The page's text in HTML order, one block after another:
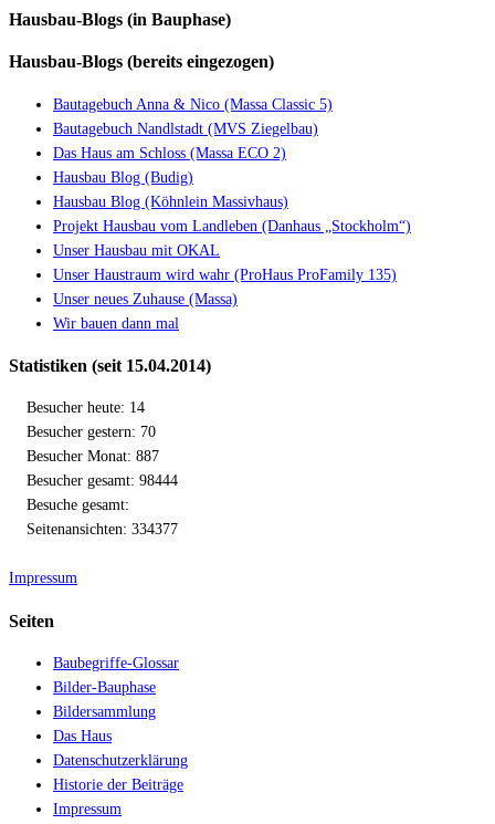
Hausbau-Blogs (in Bauphase)
Hausbau-Blogs (bereits eingezogen)
Bautagebuch Anna & Nico (Massa Classic 5)
Bautagebuch Nandlstadt (MVS Ziegelbau)
Das Haus am Schloss (Massa ECO 2)
Hausbau Blog (Budig)
Hausbau Blog (Köhnlein Massivhaus)
Projekt Hausbau vom Landleben (Danhaus „Stockholm“)
Unser Hausbau mit OKAL
Unser Haustraum wird wahr (ProHaus ProFamily 135)
Unser neues Zuhause (Massa)
Wir bauen dann mal
Statistiken (seit 15.04.2014)
Besucher heute: 14
Besucher gestern: 70
Besucher Monat: 887
Besucher gesamt: 98444
Besuche gesamt:
Seitenansichten: 334377
Impressum
Seiten
Baubegriffe-Glossar
Bilder-Bauphase
Bildersammlung
Das Haus
Datenschutzerklärung
Historie der Beiträge
Impressum